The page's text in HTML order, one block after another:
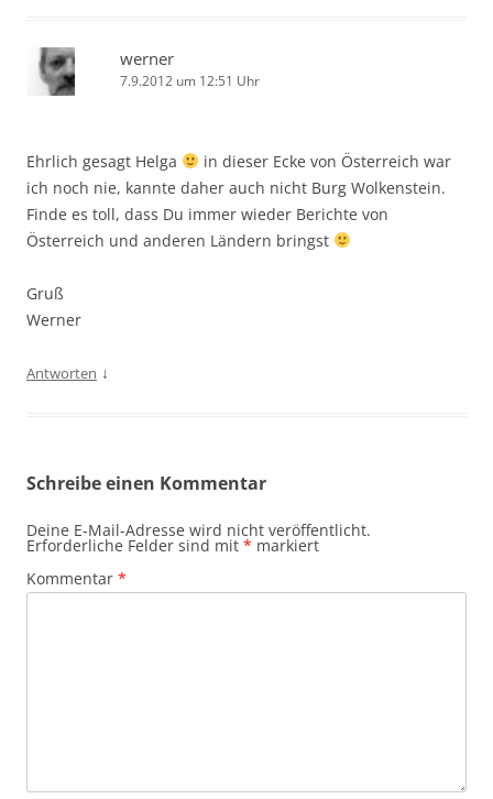
werner
7.9.2012 um 12:51 Uhr
Ehrlich gesagt Helga
in dieser Ecke von Österreich war
ich noch nie, kannte daher auch nicht Burg Wolkenstein.
Finde es toll, dass Du immer wieder Berichte von
Österreich und anderen Ländern bringst
Gruß
Werner
Antworten ↓
Schreibe einen Kommentar
Deine E-Mail-Adresse wird nicht veröffentlicht.
Erforderliche Felder sind mit * markiert
Kommentar *